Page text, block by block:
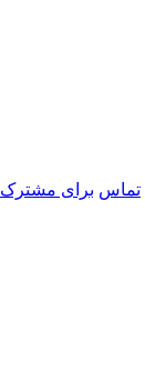
تماس برای